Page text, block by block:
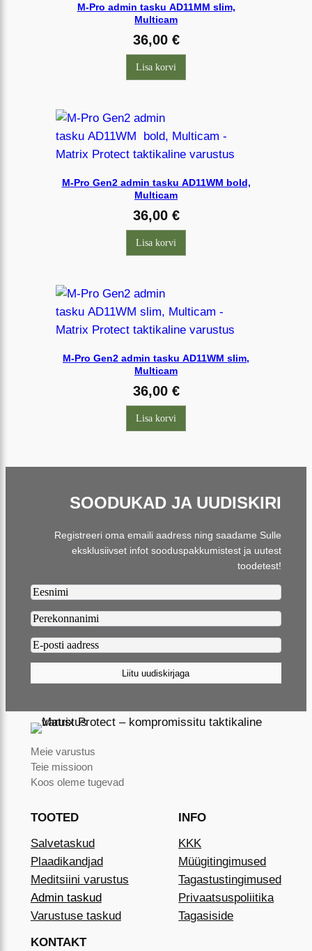
M-Pro admin tasku AD11MM slim,
Multicam
36,00 €
Lisa korvi
M-Pro Gen2 admin tasku AD11WM bold,
Multicam
36,00 €
Lisa korvi
M-Pro Gen2 admin tasku AD11WM slim,
Multicam
36,00 €
Lisa korvi
SOODUKAD JA UUDISKIRI
Registreeri oma emaili aadress ning saadame Sulle
eksklusiivset infot sooduspakkumistest ja uutest
toodetest!
Firstname2
Lastname2
Email2 (Required)
Liitu uudiskirjaga
Meie varustus
Teie missioon
Koos oleme tugevad
TOOTED
Salvetaskud
Plaadikandjad
Meditsiini varustus
Admin taskud
Varustuse taskud
INFO
KKK
Müügitingimused
Tagastustingimused
Privaatsuspoliitika
Tagasiside
KONTAKT